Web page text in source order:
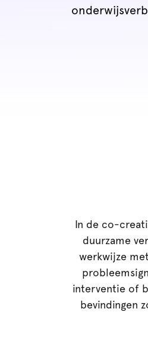
In de co-
duurzame
werkwijze
interventie of
bevindingen